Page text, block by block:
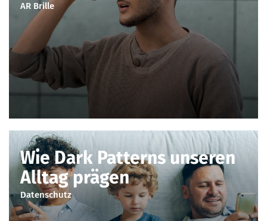
AR Brille
Wie Dark Patterns unseren
Alltag prägen
Datenschutz